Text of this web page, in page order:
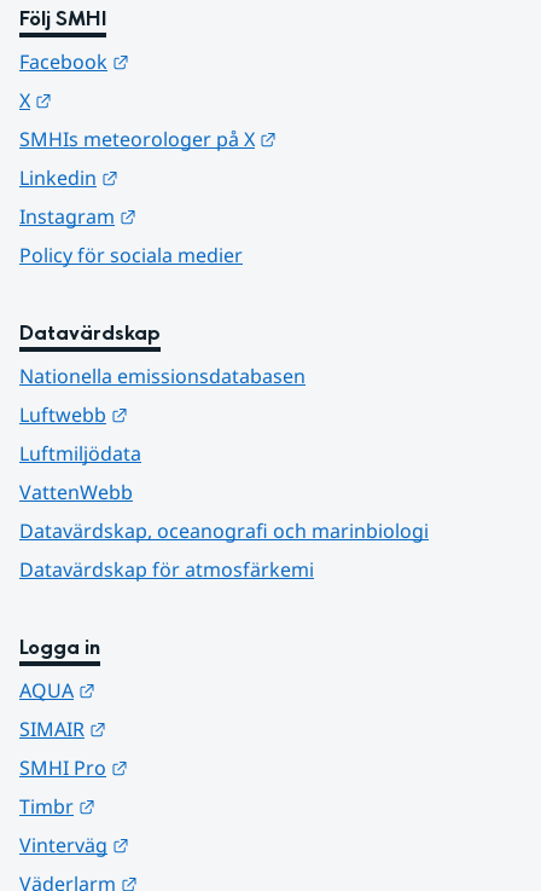
Följ SMHI
Facebook
X
SMHIs meteorologer på X
Linkedin
Instagram
Policy för sociala medier
Datavärdskap
Nationella emissionsdatabasen
Luftwebb
Luftmiljödata
VattenWebb
Datavärdskap, oceanografi och marinbiologi
Datavärdskap för atmosfärkemi
Logga in
AQUA
SIMAIR
SMHI Pro
Timbr
Vinterväg
Väderlarm